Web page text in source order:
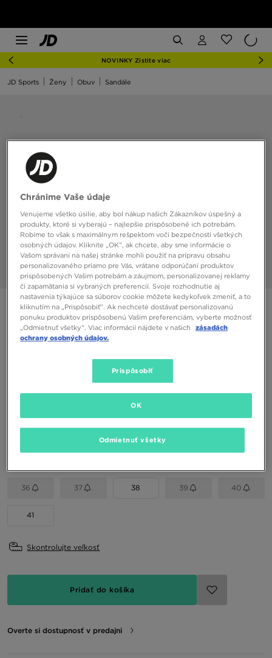
NOVINKY Zistite viac
JD Sports Ženy Obuv Sandále
UGG GOLDENGLOW
88,00 €
Dostupné Farby
Vybrať veľkosť
EU US
36 37 38 39 40
41
Skontrolujte veľkosť
Pridať do košíka
Overte si dostupnosť v predajni
Chránime Vaše údaje
Venujeme všetko úsilie, aby bol nákup našich Zákazníkov úspešný a
produkty, ktoré si vyberajú – najlepšie prispôsobené ich potrebám.
Robíme to však s maximálnym rešpektom voči bezpečnosti všetkých
osobných údajov. Kliknite „OK”, ak chcete, aby sme informácie o
Vašom správaní na našej stránke mohli použiť na prípravu obsahu
personalizovaného priamo pre Vás, vrátane odporúčaní produktov
prispôsobených Vašim potrebám a záujmom, personalizovanej reklamy
či zapamätania si vybraných preferencií. Svoje rozhodnutie aj
nastavenia týkajúce sa súborov cookie môžete kedykoľvek zmeniť, a to
kliknutím na „Prispôsobiť”. Ak nechcete dostávať personalizovanú
ponuku produktov prispôsobenú Vašim preferenciám, vyberte možnosť
„Odmietnuť všetky”. Viac informácií nájdete v našich
zásadách
ochrany osobných údajov.
Prispôsobiť
Odmietnuť všetky
OK